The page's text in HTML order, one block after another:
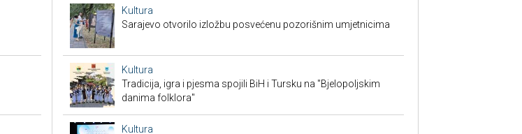
Kultura
Sarajevo otvorilo izložbu posvećenu pozorišnim umjetnicima
Kultura
Tradicija, igra i pjesma spojili BiH i Tursku na "Bjelopoljskim
danima folklora"
Kultura